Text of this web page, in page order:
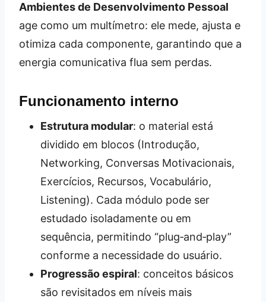
Ambientes de Desenvolvimento Pessoal
age como um multímetro: ele mede, ajusta e
otimiza cada componente, garantindo que a
energia comunicativa flua sem perdas.
Funcionamento interno
Estrutura modular: o material está
dividido em blocos (Introdução,
Networking, Conversas Motivacionais,
Exercícios, Recursos, Vocabulário,
Listening). Cada módulo pode ser
estudado isoladamente ou em
sequência, permitindo “plug‑and‑play”
conforme a necessidade do usuário.
Progressão espiral: conceitos básicos
são revisitados em níveis mais